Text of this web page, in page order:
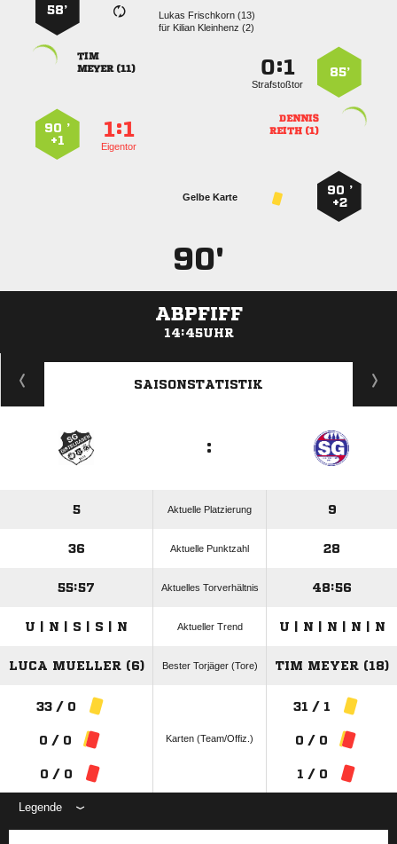
  
für   
58’
85’
:
Strafstoßtor

 

 
:
Eigentor
90 ’
+1
90 ’
+2
Gelbe Karte
90'
ABPFIFF
14:45UHR
ANZEIGE
SAISONSTATISTIK
:
5 Aktuelle Platzierung 9
36 Aktuelle Punktzahl 28
55:57 Aktuelles Torverhältnis 48:56
U | N | S | S | N Aktueller Trend U | N | N | N | N
LUCA MUELLER (6) Bester Torjäger (Tore) TIM MEYER (18)
33 / 0
0 / 0
0 / 0
Karten (Team/Offiz.)
31 / 1
0 / 0
1 / 0
Legende
ANZEIGE